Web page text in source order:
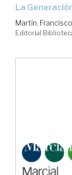
la
Martín,
Editorial